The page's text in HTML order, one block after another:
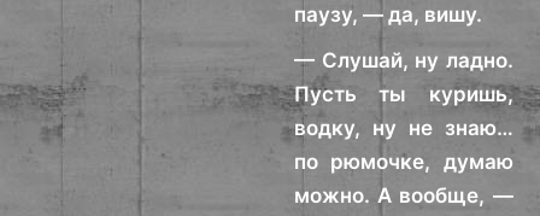
паузу, — да, вишу.
— Слушай, ну ладно.
Пусть ты куришь,
водку, ну не знаю…
по рюмочке, думаю
можно. А вообще, —